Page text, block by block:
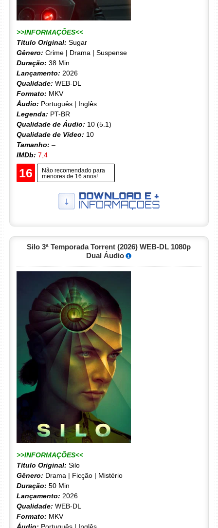
>>INFORMAÇÕES<<
Título Original: Sugar
Gênero: Crime | Drama | Suspense
Duração: 38 Min
Lançamento: 2026
Qualidade: WEB-DL
Formato: MKV
Áudio: Português | Inglês
Legenda: PT-BR
Qualidade de Áudio: 10 (5.1)
Qualidade de Vídeo: 10
Tamanho: –
IMDb: 7,4
16
Não recomendado para
menores de 16 anos!
Silo 3ª Temporada Torrent (2026) WEB-DL 1080p
Dual Áudio
>>INFORMAÇÕES<<
Título Original: Silo
Gênero: Drama | Ficção | Mistério
Duração: 50 Min
Lançamento: 2026
Qualidade: WEB-DL
Formato: MKV
Áudio: Português | Inglês